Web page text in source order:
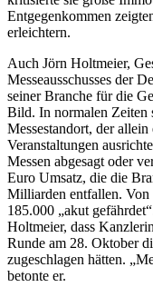
Entgegenkommen
erleichtern.
Auch Jörn Holtmeier,
Messeausschusses der
seiner Branche für die
Bild. In normalen Zeiten
Messestandort, der
Veranstaltungen
Messen abgesagt oder
Euro Umsatz, die die
Milliarden entfallen. Von
185.000 „akut
Holtmeier, dass
Runde am 28. Oktober
zugeschlagen hätten.
betonte er.